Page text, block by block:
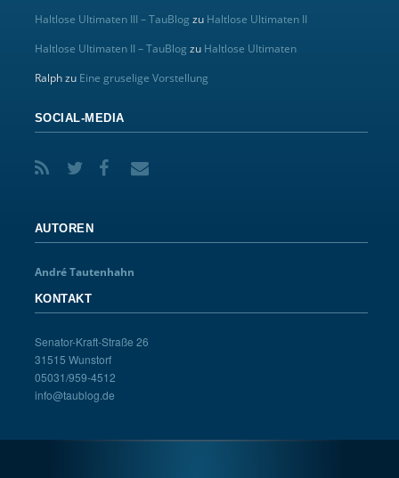
Haltlose Ultimaten III – TauBlog zu Haltlose Ultimaten II
Haltlose Ultimaten II – TauBlog zu Haltlose Ultimaten
Ralphzu Eine gruselige Vorstellung
SOCIAL-MEDIA
AUTOREN
André Tautenhahn
KONTAKT
Senator-Kraft-Straße 26
31515 Wunstorf
05031/959-4512
info@taublog.de